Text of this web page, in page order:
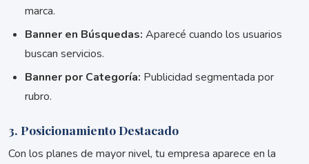
marca.
Banner en Búsquedas: Aparecé cuando los usuarios
buscan servicios.
Banner por Categoría: Publicidad segmentada por
rubro.
3. Posicionamiento Destacado
Con los planes de mayor nivel, tu empresa aparece en la